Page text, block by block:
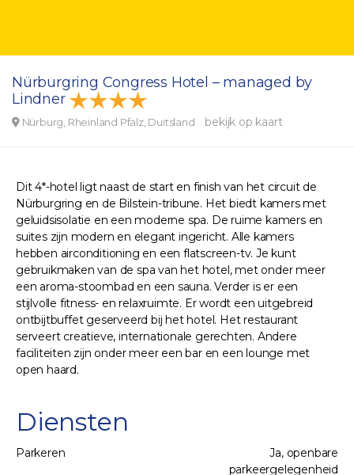
Nürburgring Congress Hotel – managed by
Lindner
Nürburg, Rheinland Pfalz, Duitsland bekijk op kaart
Dit 4*-hotel ligt naast de start en finish van het circuit de
Nürburgring en de Bilstein-tribune. Het biedt kamers met
geluidsisolatie en een moderne spa. De ruime kamers en
suites zijn modern en elegant ingericht. Alle kamers
hebben airconditioning en een flatscreen-tv. Je kunt
gebruikmaken van de spa van het hotel, met onder meer
een aroma-stoombad en een sauna. Verder is er een
stijlvolle fitness- en relaxruimte. Er wordt een uitgebreid
ontbijtbuffet geserveerd bij het hotel. Het restaurant
serveert creatieve, internationale gerechten. Andere
faciliteiten zijn onder meer een bar en een lounge met
open haard.
Diensten
Parkeren
Ja, openbare
parkeergelegenheid